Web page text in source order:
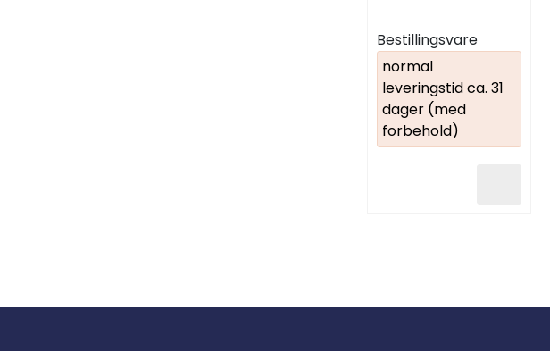
Bestillingsvare
normal
leveringstid ca. 31
dager (med
forbehold)